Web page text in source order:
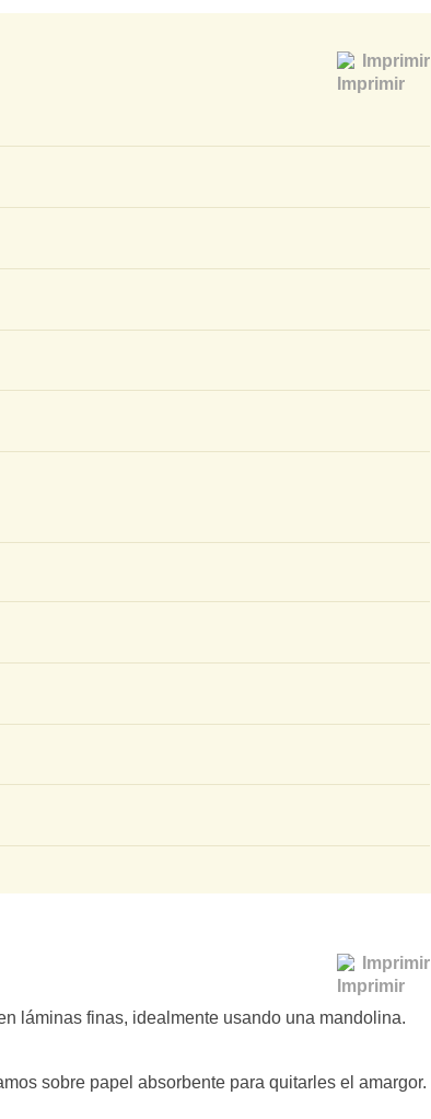
Imprimir
Imprimir
láminas finas, idealmente usando una mandolina.
sobre papel absorbente para quitarles el amargor.